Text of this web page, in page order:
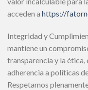
acceden a https://
Integridad y
mantiene un
transparencia y la
adherencia a políticas
Respetamos